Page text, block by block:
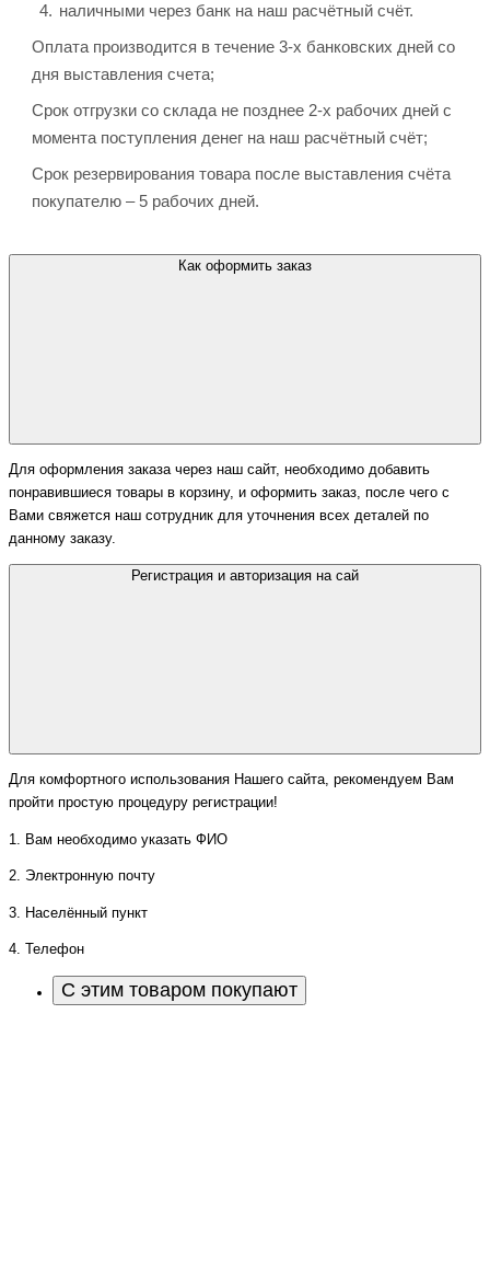
наличными через банк на наш расчётный счёт.
Оплата производится в течение 3-х банковских дней со
дня выставления счета;
Срок отгрузки со склада не позднее 2-х рабочих дней с
момента поступления денег на наш расчётный счёт;
Срок резервирования товара после выставления счёта
покупателю – 5 рабочих дней.
Как оформить заказ
Для оформления заказа через наш сайт, необходимо добавить
понравившиеся товары в корзину, и оформить заказ, после чего с
Вами свяжется наш сотрудник для уточнения всех деталей по
данному заказу.
Регистрация и авторизация на сай
Для комфортного использования Нашего сайта, рекомендуем Вам
пройти простую процедуру регистрации!
1. Вам необходимо указать ФИО
2. Электронную почту
3. Населённый пункт
4. Телефон
С этим товаром покупают